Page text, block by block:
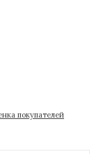
покупателей